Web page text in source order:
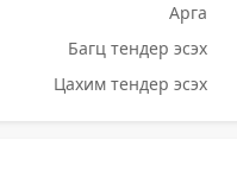
Арга
Багц тендер эсэх
Цахим тендер эсэх